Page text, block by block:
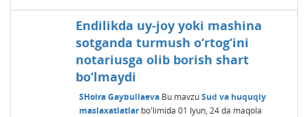
Endilikda uy-joy yoki mashina
sotganda turmush o‘rtog‘ini
notariusga olib borish shart
bo‘lmaydi
SHoira Gaybullaeva Bu mavzuSud va huquqiy
maslaxatlatlarbo'limida 01 Iyun, 24 da maqola